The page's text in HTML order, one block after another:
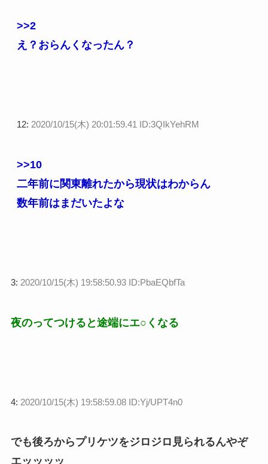
>>2
え？おらんくなったん？
12: 2020/10/15(木) 20:01:59.41 ID:3QIkYehRM
>>10
二年前に関東離れたから現状はわからん
数年前はまだいたよな
3: 2020/10/15(木) 19:58:50.93 ID:PbaEQbfTa
夜のってつけると途端にエ○くなる
4: 2020/10/15(木) 19:58:59.08 ID:Yj/UPT4n0
でも後ろからプリケツをジロジロ見られるんやぞ
エッッッッ